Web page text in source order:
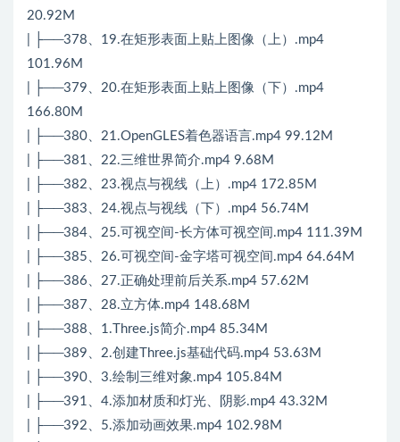
20.92M
| ├──378、19.在矩形表面上贴上图像（上）.mp4
101.96M
| ├──379、20.在矩形表面上贴上图像（下）.mp4
166.80M
| ├──380、21.OpenGLES着色器语言.mp4 99.12M
| ├──381、22.三维世界简介.mp4 9.68M
| ├──382、23.视点与视线（上）.mp4 172.85M
| ├──383、24.视点与视线（下）.mp4 56.74M
| ├──384、25.可视空间-长方体可视空间.mp4 111.39M
| ├──385、26.可视空间-金字塔可视空间.mp4 64.64M
| ├──386、27.正确处理前后关系.mp4 57.62M
| ├──387、28.立方体.mp4 148.68M
| ├──388、1.Three.js简介.mp4 85.34M
| ├──389、2.创建Three.js基础代码.mp4 53.63M
| ├──390、3.绘制三维对象.mp4 105.84M
| ├──391、4.添加材质和灯光、阴影.mp4 43.32M
| ├──392、5.添加动画效果.mp4 102.98M